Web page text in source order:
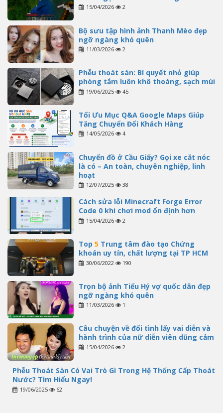
15/04/2026 2
Bộ sưu tập hình ảnh Thanh Mèo đẹp
ngỡ ngàng khó quên
11/03/2026 2
Phễu thoát sàn: Bí quyết nhỏ giúp
phòng tắm luôn khô thoáng, sạch mùi
19/06/2025 45
Tối Ưu Mục Q&A Google Maps Giúp
Tăng Chuyển Đổi Khách Hàng
14/05/2026 4
Chuyển đồ ở Cầu Giấy? Gọi xe cắt nóc
là có – An toàn, chuyên nghiệp, linh
hoạt
12/07/2025 38
Cách sửa lỗi Minecraft Forge Error
Code 0 khi chơi mod ổn định hơn
15/04/2026 2
Top 5 Trung tâm đào tạo Chứng
khoán uy tín, chất lượng tại TP HCM
30/06/2022 190
Trọn bộ ảnh Tiểu Hý vợ quốc dân đẹp
ngỡ ngàng khó quên
11/03/2026 1
Câu chuyện về đổi tình lấy vai diễn và
hành trình của nữ diễn viên dũng cảm
15/04/2026 2
Phễu Thoát Sàn Có Vai Trò Gì Trong Hệ Thống Cấp Thoát
Nước? Tìm Hiểu Ngay!
19/06/2025 62